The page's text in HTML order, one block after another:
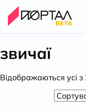
звичаї
Відображаються усі з